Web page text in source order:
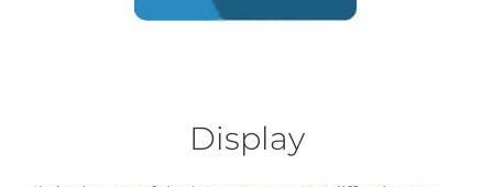
Display